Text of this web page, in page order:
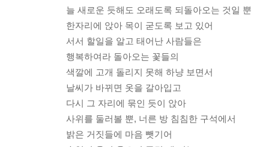
늘 새로운 듯해도 오래도록 되돌아오는 것일 뿐
한자리에 앉아 목이 굳도록 보고 있어
서서 할일을 알고 태어난 사람들은
행복하여라 돌아오는 꽃들의
색깔에 고개 돌리지 못해 하냥 보면서
날씨가 바뀌면 옷을 갈아입고
다시 그 자리에 묶인 듯이 앉아
사위를 둘러볼 뿐, 너른 방 침침한 구석에서
밝은 거짓들에 마음 뺏기어